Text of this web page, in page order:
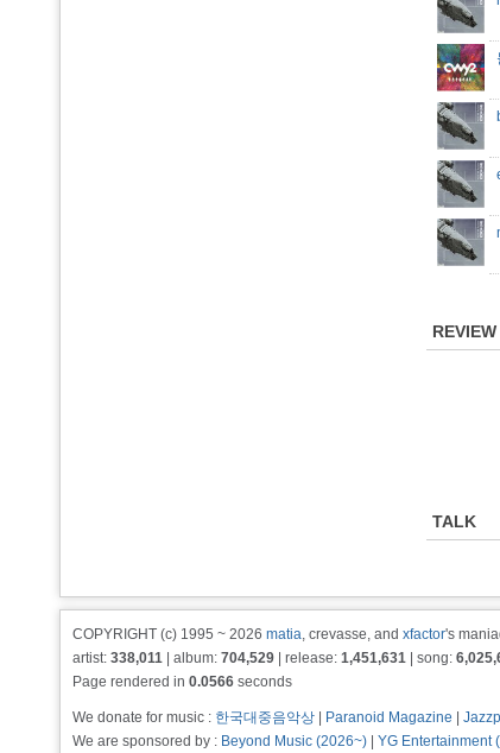
REVIEW
TALK
COPYRIGHT (c) 1995 ~ 2026 matia, crevasse, and xfactor's
artist: 338,011 | album: 704,529 | release: 1,451,631 | song:
Page rendered in 0.0566 seconds
We donate for music : 한국대중음악상 Paranoid Magazine
We are sponsored by : Beyond Music (2026~) YG Entertainment